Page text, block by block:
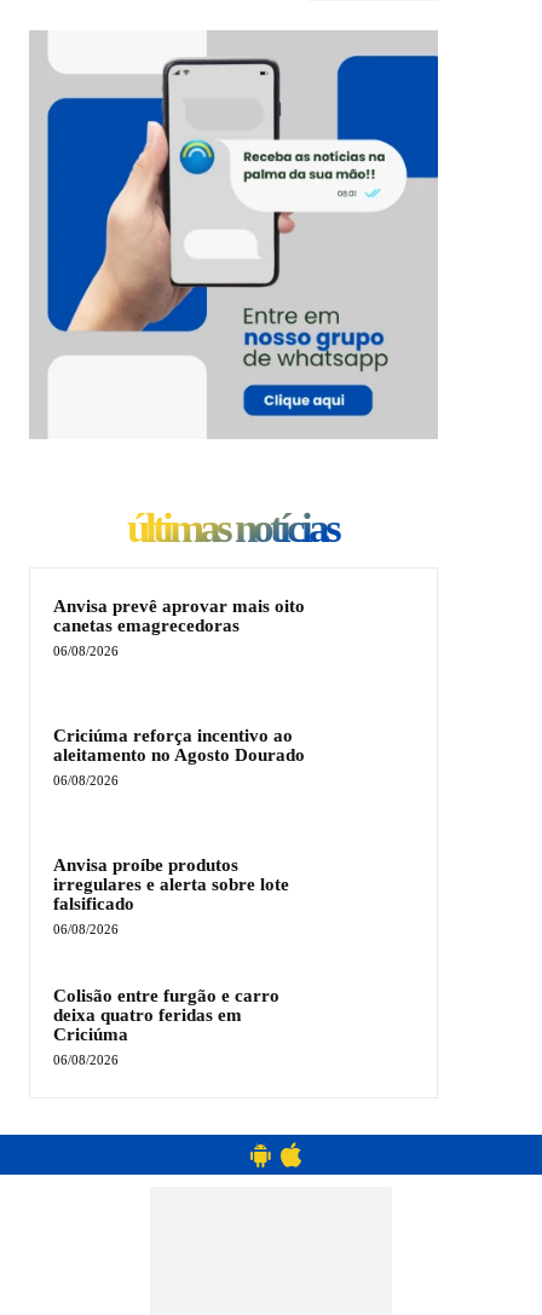
últimas notícias
Anvisa prevê aprovar mais oito
canetas emagrecedoras
06/08/2026
Criciúma reforça incentivo ao
aleitamento no Agosto Dourado
06/08/2026
Anvisa proíbe produtos
irregulares e alerta sobre lote
falsificado
06/08/2026
Colisão entre furgão e carro
deixa quatro feridas em
Criciúma
06/08/2026